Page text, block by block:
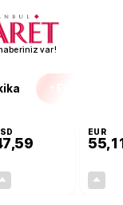
var!
EUR
55,11